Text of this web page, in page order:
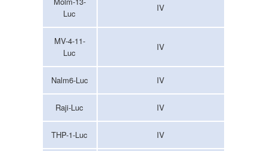
Luc
IV
MV-4-11-
Luc
IV
Nalm6-Luc IV
Raji-Luc IV
THP-1-Luc IV